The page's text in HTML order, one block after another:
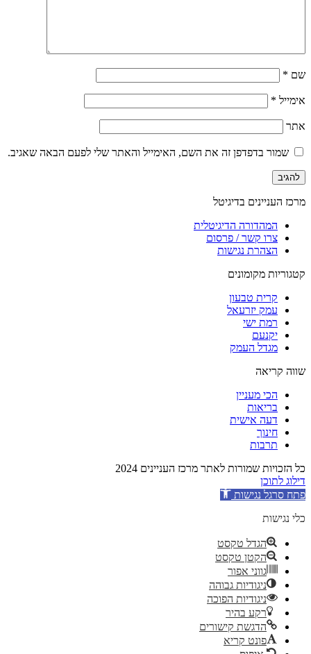
שם *
אימייל *
אתר
שמור בדפדפן זה את השם, האימייל והאתר שלי לפעם הבאה שאגיב.
מרכז העניינים בדיגיטל
המהדורה הדיגיטלית
צרו קשר / פרסום
הצהרת נגישות
קטגוריות מקומונים
קרית טבעון
עמק יזרעאל
רמת ישי
יקנעם
מגדל העמק
שווה קריאה
הכי מעניין
בריאות
דעה אישית
חינוך
תרבות
כל הזכויות שמורות לאתר מרכז העניינים 2024
דילוג לתוכן
פתח סרגל נגישות
כלי נגישות
הגדל טקסט
הקטן טקסט
גווני אפור
ניגודיות גבוהה
ניגודיות הפוכה
רקע בהיר
הדגשת קישורים
פונט קריא